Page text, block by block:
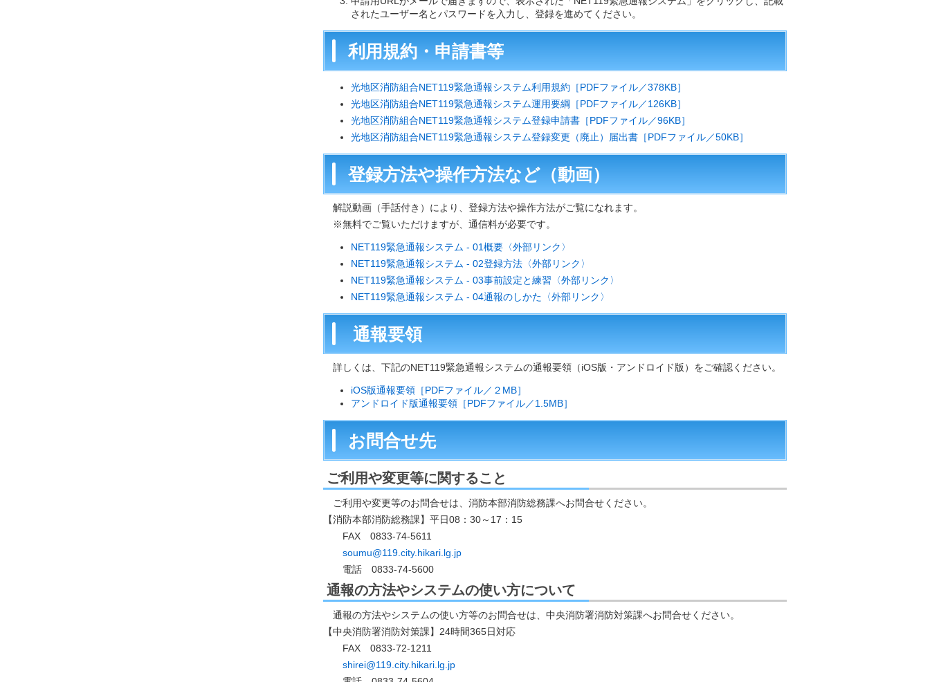
されたユーザー名とパスワードを入力し、登録を進めてください。
利用規約・申請書等
光地区消防組合NET119緊急通報システム利用規約［PDFファイル／378KB］
光地区消防組合NET119緊急通報システム運用要綱［PDFファイル／126KB］
光地区消防組合NET119緊急通報システム登録申請書［PDFファイル／96KB］
光地区消防組合NET119緊急通報システム登録変更（廃止）届出書［PDFファイル／50KB］
登録方法や操作方法など（動画）
解説動画（手話付き）により、登録方法や操作方法がご覧になれます。
※無料でご覧いただけますが、通信料が必要です。
NET119緊急通報システム - 01概要〈外部リンク〉
NET119緊急通報システム - 02登録方法〈外部リンク〉
NET119緊急通報システム - 03事前設定と練習〈外部リンク〉
NET119緊急通報システム - 04通報のしかた〈外部リンク〉
通報要領
詳しくは、下記のNET119緊急通報システムの通報要領（iOS版・アンドロイド版）をご確認ください。
iOS版通報要領［PDFファイル／２MB］
アンドロイド版通報要領［PDFファイル／1.5MB］
お問合せ先
ご利用や変更等に関すること
ご利用や変更等のお問合せは、消防本部消防総務課へお問合せください。
【消防本部消防総務課】平日08：30～17：15
FAX 0833-74-5611
soumu@119.city.hikari.lg.jp
電話 0833-74-5600
通報の方法やシステムの使い方について
通報の方法やシステムの使い方等のお問合せは、中央消防署消防対策課へお問合せください。
【中央消防署消防対策課】24時間365日対応
FAX 0833-72-1211
shirei@119.city.hikari.lg.jp